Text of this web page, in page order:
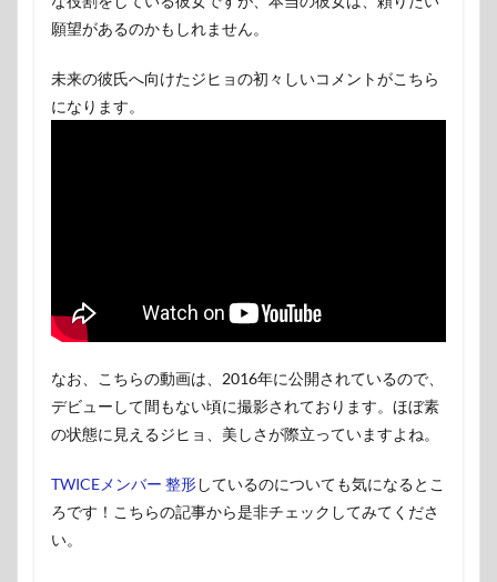
願望があるのかもしれません。
未来の彼氏へ向けたジヒョの初々しいコメントがこちら
になります。
なお、こちらの動画は、2016年に公開されているので、
デビューして間もない頃に撮影されております。ほぼ素
の状態に見えるジヒョ、美しさが際立っていますよね。
TWICEメンバー 整形しているのについても気になるとこ
ろです！こちらの記事から是非チェックしてみてくださ
い。